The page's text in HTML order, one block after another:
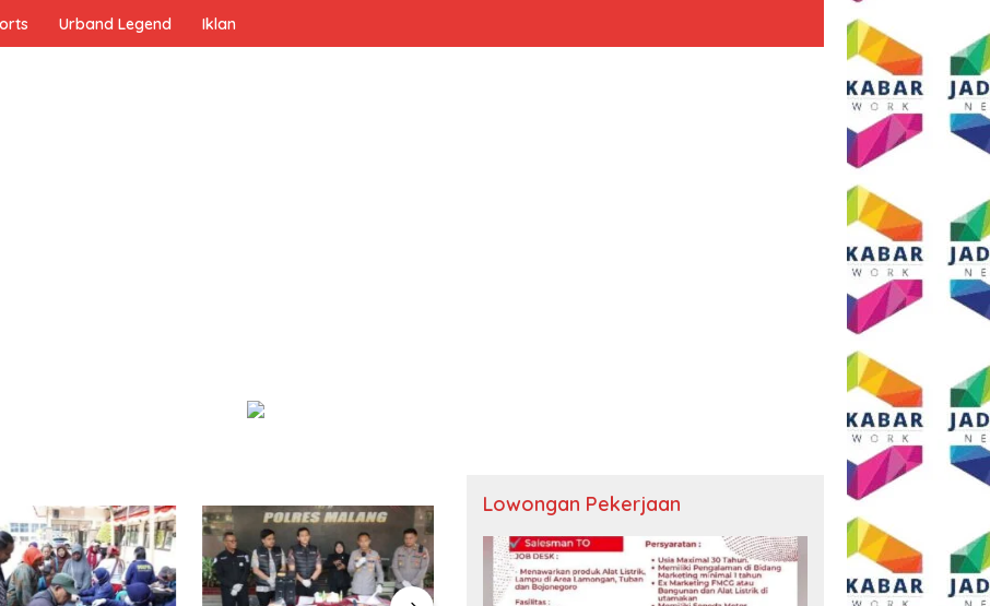
Urband Legend Iklan
Lowongan Pekerjaan